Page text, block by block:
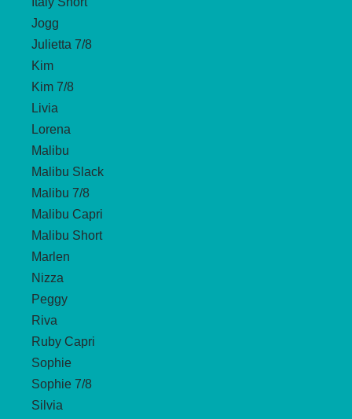
Jogg
Julietta 7/8
Kim
Kim 7/8
Livia
Lorena
Malibu
Malibu Slack
Malibu 7/8
Malibu Capri
Malibu Short
Marlen
Nizza
Peggy
Riva
Ruby Capri
Sophie
Sophie 7/8
Silvia